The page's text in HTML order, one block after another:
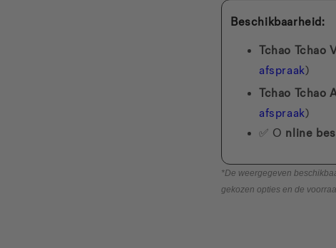
Beschikbaarheid:
Tchao Tchao
afspraak)
Tchao Tchao
afspraak)
✅ O nline
*De weergegeven
gekozen opties en de